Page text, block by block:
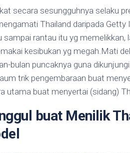
secara sesungguhnya selaku
Thailand daripada Getty
rantau itu yg memelikkan,
kesibukan yg megah.Mati
bulan puncaknya guna
trik pengembaraan buat
utama buat menyertai (sidang)
buat Menilik